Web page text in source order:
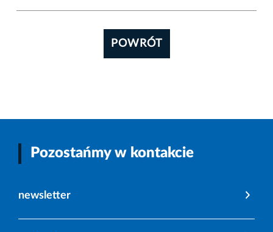
POWRÓT
Pozostańmy w kontakcie
newsletter